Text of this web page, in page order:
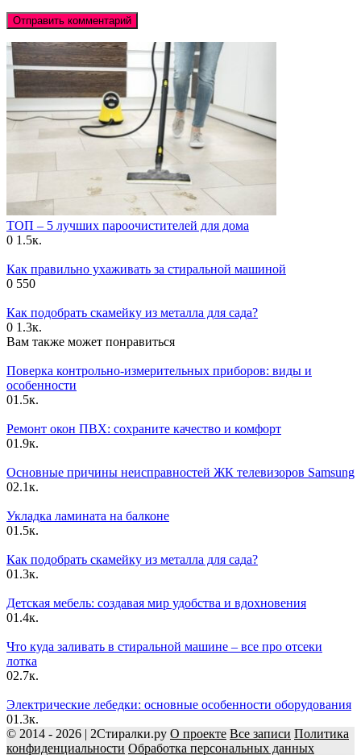
ТОП – 5 лучших пароочистителей для дома
0 1.5к.
Как правильно ухаживать за стиральной машиной
0 550
Как подобрать скамейку из металла для сада?
0 1.3к.
Вам также может понравиться
Поверка контрольно-измерительных приборов: виды и
особенности
01.5к.
Ремонт окон ПВХ: сохраните качество и комфорт
01.9к.
Основные причины неисправностей ЖК телевизоров Samsung
02.1к.
Укладка ламината на балконе
01.5к.
Как подобрать скамейку из металла для сада?
01.3к.
Детская мебель: создавая мир удобства и вдохновения
01.4к.
Что куда заливать в стиральной машине – все про отсеки
лотка
02.7к.
Электрические лебедки: основные особенности оборудования
01.3к.
© 2014 - 2026 | 2Стиралки.ру О проекте Все записи Политика
конфиденциальности Обработка персональных данных